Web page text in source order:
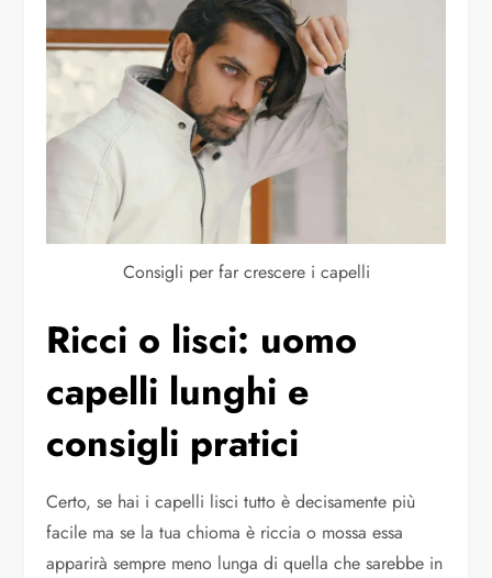
Consigli per far crescere i capelli
Ricci o lisci: uomo
capelli lunghi e
consigli pratici
Certo, se hai i capelli lisci tutto è decisamente più
facile ma se la tua chioma è riccia o mossa essa
apparirà sempre meno lunga di quella che sarebbe in